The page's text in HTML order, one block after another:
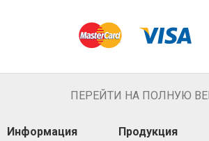
ПЕРЕЙТИ НА ПОЛНУЮ
Информация Продукция